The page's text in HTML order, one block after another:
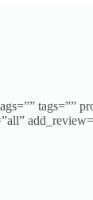
tags=””